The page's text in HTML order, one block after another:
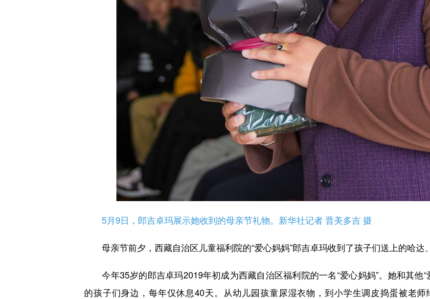
5月9日，郎吉卓玛展示她收到的母亲节礼物。新华社记者 晋美多吉 摄
母亲节前夕，西藏自治区儿童福利院的“爱心妈妈”郎吉卓玛收到了孩子们送上的哈达
今年35岁的郎吉卓玛2019年初成为西藏自治区福利院的一名“爱心妈妈”。她和其他“
的孩子们身边，每年仅休息40天。从幼儿园孩童尿湿衣物，到小学生调皮捣蛋被老